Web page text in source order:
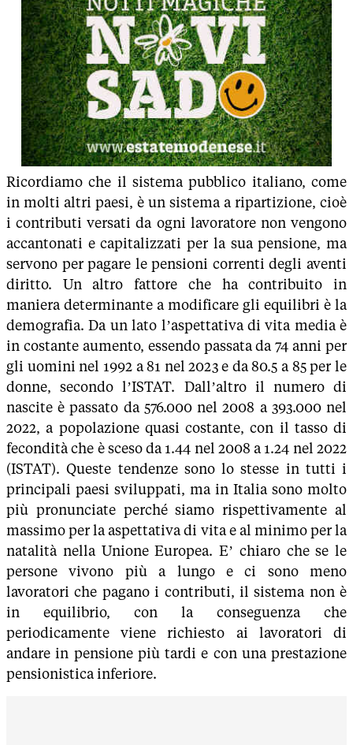
Ricordiamo che il sistema pubblico italiano, come
in molti altri paesi, è un sistema a ripartizione, cioè
i contributi versati da ogni lavoratore non vengono
accantonati e capitalizzati per la sua pensione, ma
servono per pagare le pensioni correnti degli aventi
diritto. Un altro fattore che ha contribuito in
maniera determinante a modificare gli equilibri è la
demografia. Da un lato l’aspettativa di vita media è
in costante aumento, essendo passata da 74 anni per
gli uomini nel 1992 a 81 nel 2023 e da 80.5 a 85 per le
donne, secondo l’ISTAT. Dall’altro il numero di
nascite è passato da 576.000 nel 2008 a 393.000 nel
2022, a popolazione quasi costante, con il tasso di
fecondità che è sceso da 1.44 nel 2008 a 1.24 nel 2022
(ISTAT). Queste tendenze sono lo stesse in tutti i
principali paesi sviluppati, ma in Italia sono molto
più pronunciate perché siamo rispettivamente al
massimo per la aspettativa di vita e al minimo per la
natalità nella Unione Europea. E’ chiaro che se le
persone vivono più a lungo e ci sono meno
lavoratori che pagano i contributi, il sistema non è
in equilibrio, con la conseguenza che
periodicamente viene richiesto ai lavoratori di
andare in pensione più tardi e con una prestazione
pensionistica inferiore.